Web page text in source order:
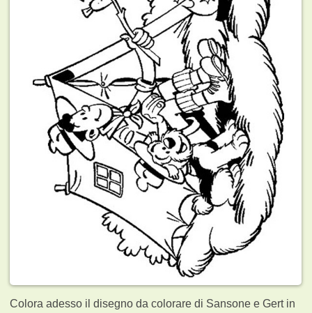
Colora adesso il disegno da colorare di Sansone e Gert in